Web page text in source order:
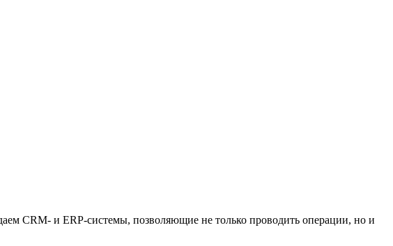
CRM- и ERP-системы, позволяющие не только проводить операции, но и